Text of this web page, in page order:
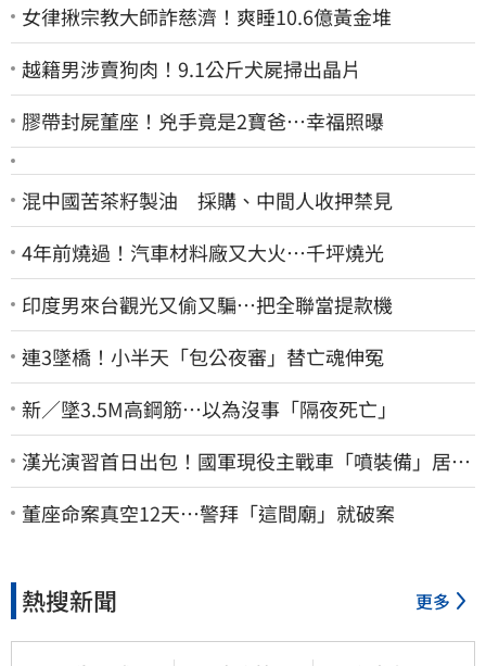
女律揪宗教大師詐慈濟！爽睡10.6億黃金堆
越籍男涉賣狗肉！9.1公斤犬屍掃出晶片
膠帶封屍董座！兇手竟是2寶爸…幸福照曝
混中國苦茶籽製油 採購、中間人收押禁見
4年前燒過！汽車材料廠又大火…千坪燒光
印度男來台觀光又偷又騙…把全聯當提款機
連3墜橋！小半天「包公夜審」替亡魂伸冤
新／墜3.5M高鋼筋…以為沒事「隔夜死亡」
漢光演習首日出包！國軍現役主戰車「噴裝備」居民
撿到零件…軍方說話了
董座命案真空12天…警拜「這間廟」就破案
熱搜新聞 更多